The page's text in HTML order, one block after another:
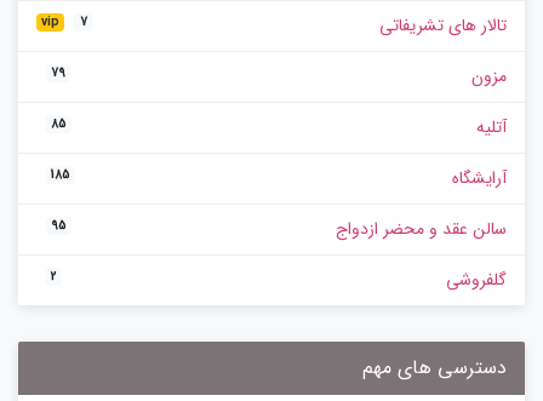
تالار های تشریفاتی vip 7
مزون 79
آتلیه 85
آرایشگاه 185
سالن عقد و محضر ازدواج 95
گلفروشی 2
دسترسی های مهم